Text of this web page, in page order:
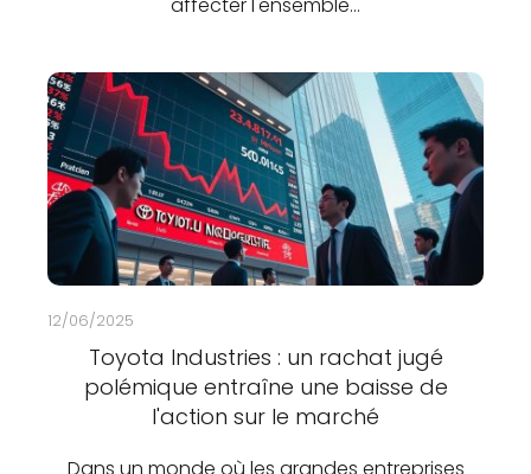
12/06/2025
Toyota Industries : un rachat jugé
polémique entraîne une baisse de
l'action sur le marché